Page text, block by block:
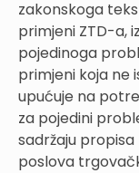
zakonskoga
primjeni ZTD-a,
pojedinoga
primjeni koja ne
upućuje na
za pojedini
sadržaju
poslova